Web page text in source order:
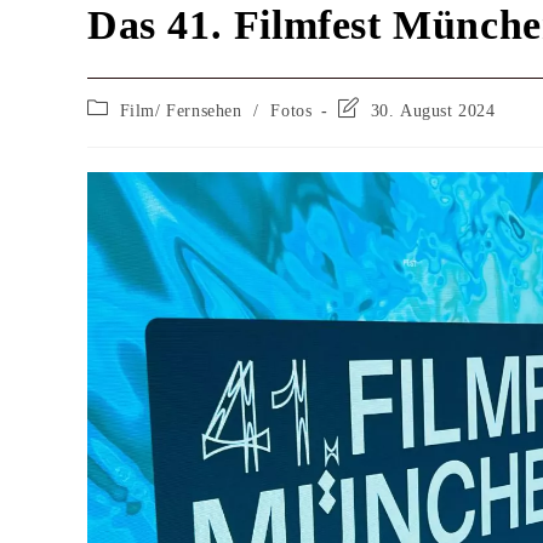
Das 41. Filmfest
Film/ Fernsehen / Fotos 30. August 2024